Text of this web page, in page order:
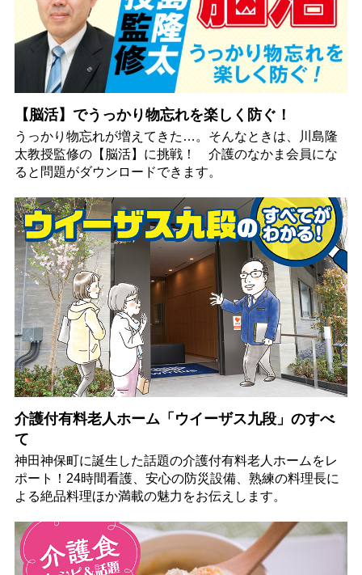
【脳活】でうっかり物忘れを楽しく防ぐ！
うっかり物忘れが増えてきた…。そんなときは、川島隆
太教授監修の【脳活】に挑戦！ 介護のなかま会員にな
ると問題がダウンロードできます。
介護付有料老人ホーム「ウイーザス九段」のすべ
て
神田神保町に誕生した話題の介護付有料老人ホームをレ
ポート！24時間看護、安心の防災設備、熟練の料理長に
よる絶品料理ほか満載の魅力をお伝えします。